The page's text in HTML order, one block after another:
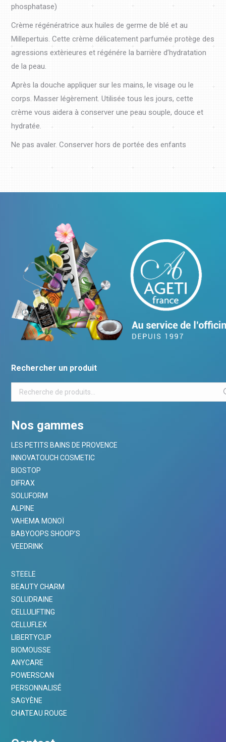
phosphatase)
Crème régénératrice aux huiles de germe de blé et au
Millepertuis. Cette crème délicatement parfumée protège des
agressions extèrieures et régénére la barrière d’hydratation
de la peau.
Après la douche appliquer sur les mains, le visage ou le
corps. Masser légèrement. Utilisée tous les jours, cette
crème vous aidera à conserver une peau souple, douce et
hydratée.
Ne pas avaler. Conserver hors de portée des enfants
Rechercher un produit
Nos gammes
LES PETITS BAINS DE PROVENCE
INNOVATOUCH COSMETIC
BIOSTOP
DIFRAX
SOLUFORM
ALPINE
VAHEMA MONOÏ
BABYOOPS SHOOP’S
VEEDRINK
STEELE
BEAUTY CHARM
SOLUDRAINE
CELLULIFTING
CELLUFLEX
LIBERTYCUP
BIOMOUSSE
ANYCARE
POWERSCAN
PERSONNALISÉ
SAGYÈNE
CHATEAU ROUGE